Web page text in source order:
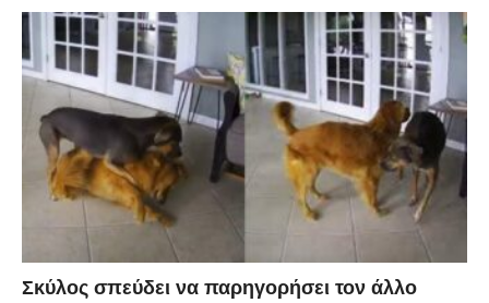
Σκύλος σπεύδει να παρηγορήσει τον άλλο